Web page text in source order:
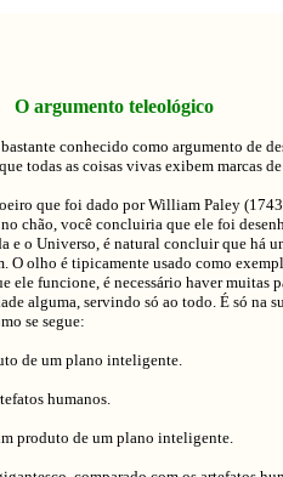
O argumento teleológico
conhecido como argumento de
todas as coisas vivas exibem marcas
que foi dado por William Paley
chão, você concluiria que ele foi
e o Universo, é natural concluir que há
O olho é tipicamente usado como
ele funcione, é necessário haver muitas
alguma, servindo só ao todo. É só na
se segue:
de um plano inteligente.
humanos.
produto de um plano inteligente.